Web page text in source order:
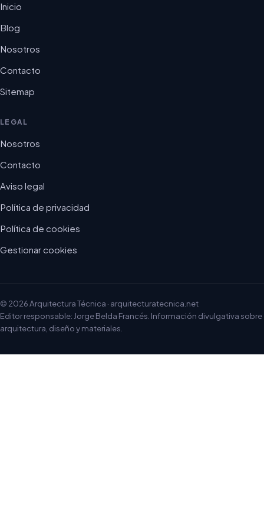
Inicio
Blog
Nosotros
Contacto
Sitemap
LEGAL
Nosotros
Contacto
Aviso legal
Política de privacidad
Política de cookies
Gestionar cookies
© 2026 Arquitectura Técnica · arquitecturatecnica.net
Editor responsable: Jorge Belda Francés. Información divulgativa sobre
arquitectura, diseño y materiales.